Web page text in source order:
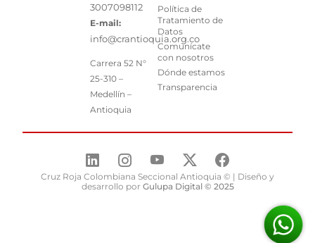
3007098112
E-mail:
info@crantioquia.org.co
Carrera 52 N°
25-310 –
Medellín –
Antioquia
Política de
Tratamiento de
Datos
Comunícate
con nosotros
Dónde estamos
Transparencia
Cruz Roja Colombiana Seccional Antioquia © | Diseño y
desarrollo por Gulupa Digital © 2025